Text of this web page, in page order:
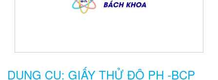
DỤNG CỤ: GIẤY THỬ ĐỘ PH -BCP